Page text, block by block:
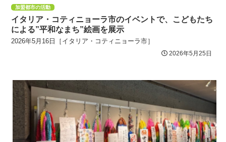
加盟都市の活動
イタリア・コティニョーラ市のイベントで、こどもたち
による”平和なまち”絵画を展示
2026年5月16日［イタリア・コティニョーラ市］
2026年5月25日